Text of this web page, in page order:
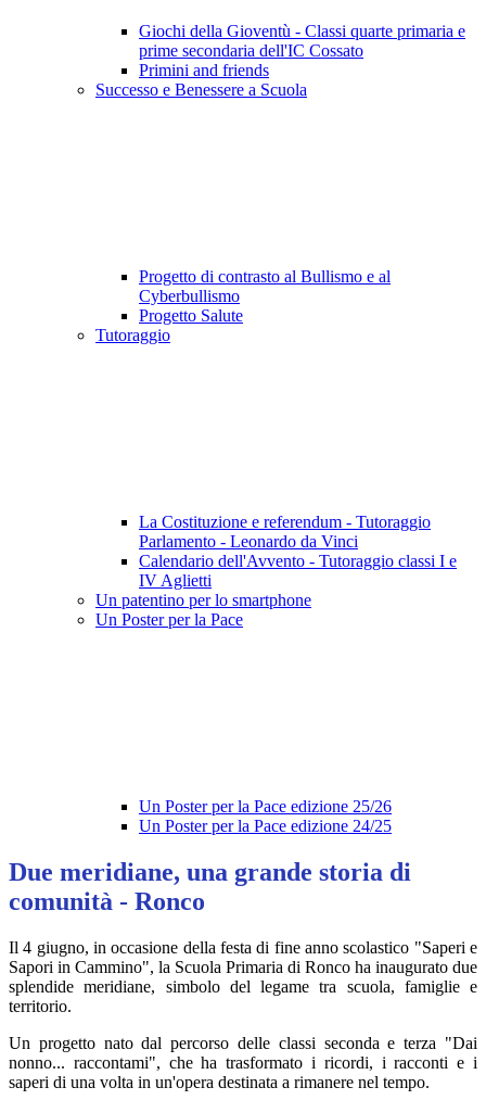
Giochi della Gioventù - Classi quarte primaria e
prime secondaria dell'IC Cossato
Primini and friends
Successo e Benessere a Scuola
Progetto di contrasto al Bullismo e al
Cyberbullismo
Progetto Salute
Tutoraggio
La Costituzione e referendum - Tutoraggio
Parlamento - Leonardo da Vinci
Calendario dell'Avvento - Tutoraggio classi I e
IV Aglietti
Un patentino per lo smartphone
Un Poster per la Pace
Un Poster per la Pace edizione 25/26
Un Poster per la Pace edizione 24/25
Due meridiane, una grande storia di
comunità - Ronco
Il 4 giugno, in occasione della festa di fine anno scolastico "Saperi e
Sapori in Cammino", la Scuola Primaria di Ronco ha inaugurato due
splendide meridiane, simbolo del legame tra scuola, famiglie e
territorio.
Un progetto nato dal percorso delle classi seconda e terza "Dai
nonno... raccontami", che ha trasformato i ricordi, i racconti e i
saperi di una volta in un'opera destinata a rimanere nel tempo.